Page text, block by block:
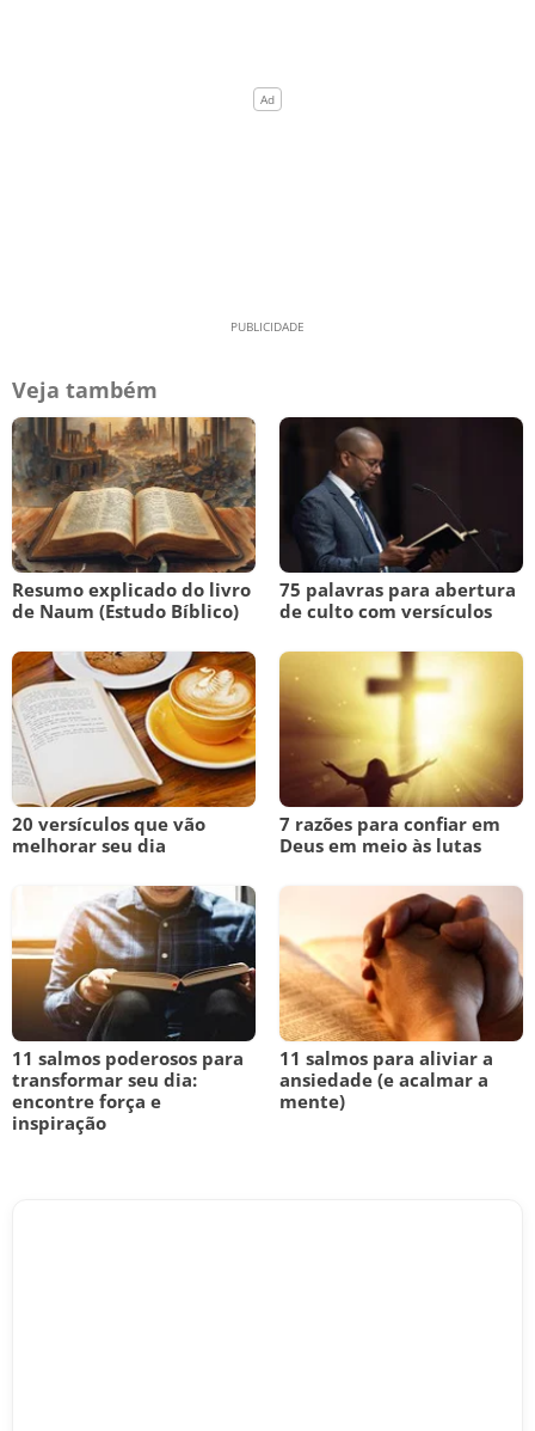
Veja também
Resumo explicado do livro
de Naum (Estudo Bíblico)
75 palavras para abertura
de culto com versículos
20 versículos que vão
melhorar seu dia
7 razões para confiar em
Deus em meio às lutas
11 salmos poderosos para
transformar seu dia:
encontre força e
inspiração
11 salmos para aliviar a
ansiedade (e acalmar a
mente)